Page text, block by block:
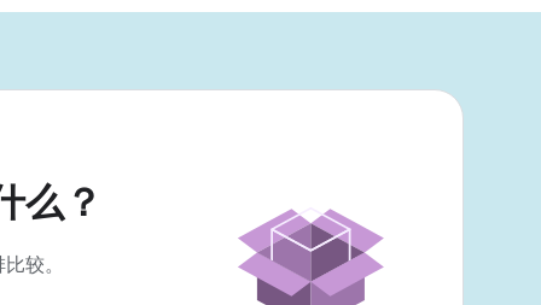
么？
较。